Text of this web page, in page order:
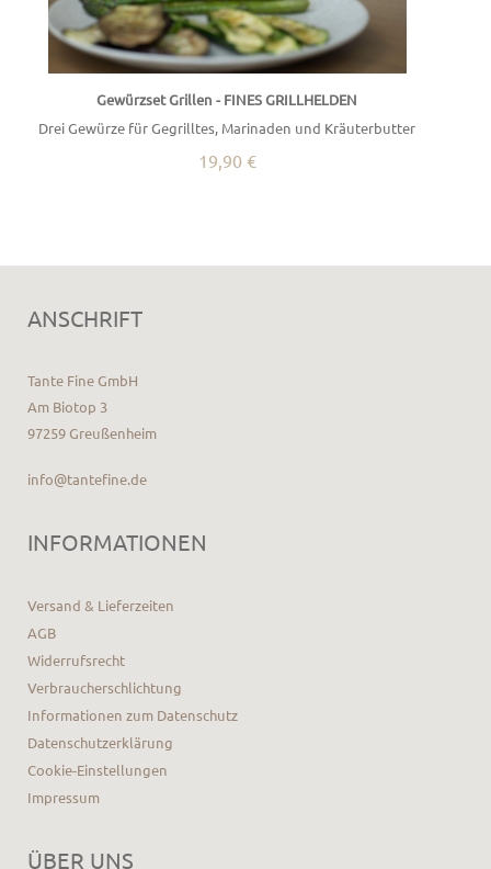
Gewürzset Grillen - FINES GRILLHELDEN
Drei Gewürze für Gegrilltes, Marinaden und Kräuterbutter
19,90 €
ANSCHRIFT
Tante Fine GmbH
Am Biotop 3
97259 Greußenheim
info@tantefine.de
INFORMATIONEN
Versand & Lieferzeiten
AGB
Widerrufsrecht
Verbraucherschlichtung
Informationen zum Datenschutz
Datenschutzerklärung
Cookie-Einstellungen
Impressum
ÜBER UNS